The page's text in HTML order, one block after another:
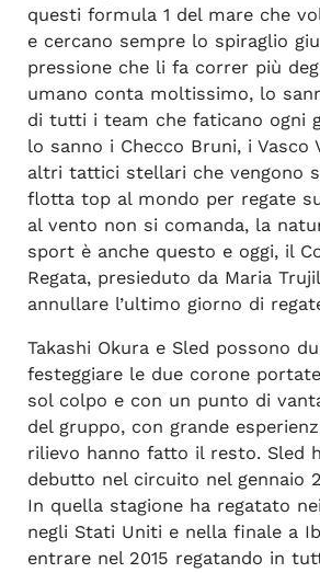
questi formula 1 del mare che
e cercano sempre lo spiraglio
pressione che li fa correr più
umano conta moltissimo, lo
di tutti i team che faticano ogni
lo sanno i Checco Bruni, i Vasco
altri tattici stellari che vengono
flotta top al mondo per regate
al vento non si comanda, la
sport è anche questo e oggi, il
Regata, presieduto da Maria
annullare l’ultimo giorno di
Takashi Okura e Sled possono
festeggiare le due corone
sol colpo e con un punto di
del gruppo, con grande
rilievo hanno fatto il resto. Sled
debutto nel circuito nel gennaio
In quella stagione ha regatato
negli Stati Uniti e nella finale a
entrare nel 2015 regatando in